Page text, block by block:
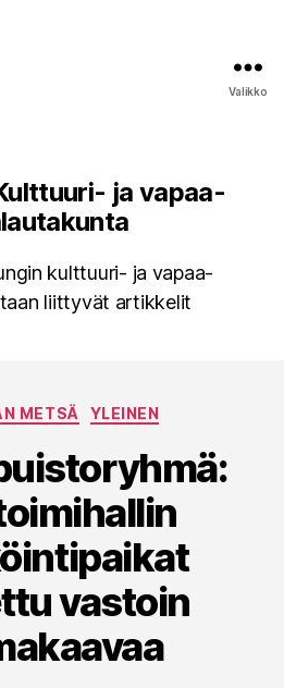
Valikko
ja vapaa-
kulttuuri- ja vapaa-
liittyvät artikkelit
Kategoriat
METSÄ YLEINEN
vastoin